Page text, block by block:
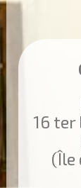
16
(Île